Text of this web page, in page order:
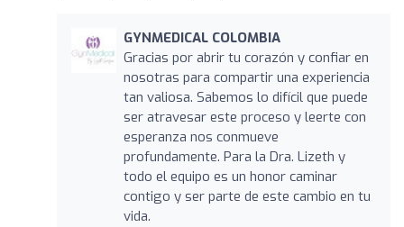
GYNMEDICAL COLOMBIA
Gracias por abrir tu corazón y confiar en
nosotras para compartir una experiencia
tan valiosa. Sabemos lo difícil que puede
ser atravesar este proceso y leerte con
esperanza nos conmueve
profundamente. Para la Dra. Lizeth y
todo el equipo es un honor caminar
contigo y ser parte de este cambio en tu
vida.